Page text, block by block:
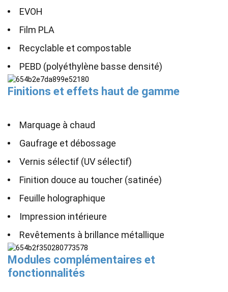
EVOH
Film PLA
Recyclable et compostable
PEBD (polyéthylène basse densité)
Finitions et effets haut de gamme
Marquage à chaud
Gaufrage et débossage
Vernis sélectif (UV sélectif)
Finition douce au toucher (satinée)
Feuille holographique
Impression intérieure
Revêtements à brillance métallique
Modules complémentaires et
fonctionnalités